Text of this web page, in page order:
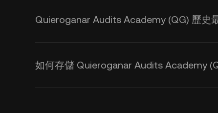
Quieroganar Audits Academy (QG) 歷史
如何存儲 Quieroganar Audits Academy